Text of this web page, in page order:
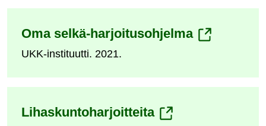
Oma selkä-harjoitusohjelma(siirryt
palveluun)
UKK-instituutti. 2021.
Lihaskuntoharjoitteita(siirryt